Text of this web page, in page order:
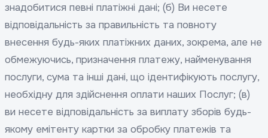
знадобитися певні платіжні дані; (б) Ви несете
відповідальність за правильність та повноту
внесення будь-яких платіжних даних, зокрема, але не
обмежуючись, призначення платежу, найменування
послуги, сума та інші дані, що ідентифікують послугу,
необхідну для здійснення оплати наших Послуг; (в)
ви несете відповідальність за виплату зборів будь-
якому емітенту картки за обробку платежів та